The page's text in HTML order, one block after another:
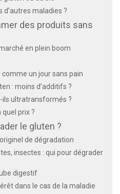
d’autres maladies ?
des produits sans
en plein boom
comme un jour sans pain
: moins d’additifs ?
ils ultratransformés ?
prix ?
le gluten ?
de dégradation
insectes : qui pour dégrader
digestif
dans le cas de la maladie